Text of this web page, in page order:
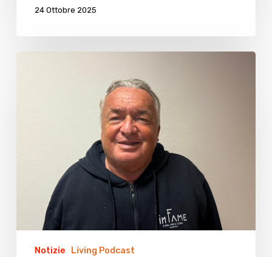
24 Ottobre 2025
il
maiale:Notizie Living Podcast